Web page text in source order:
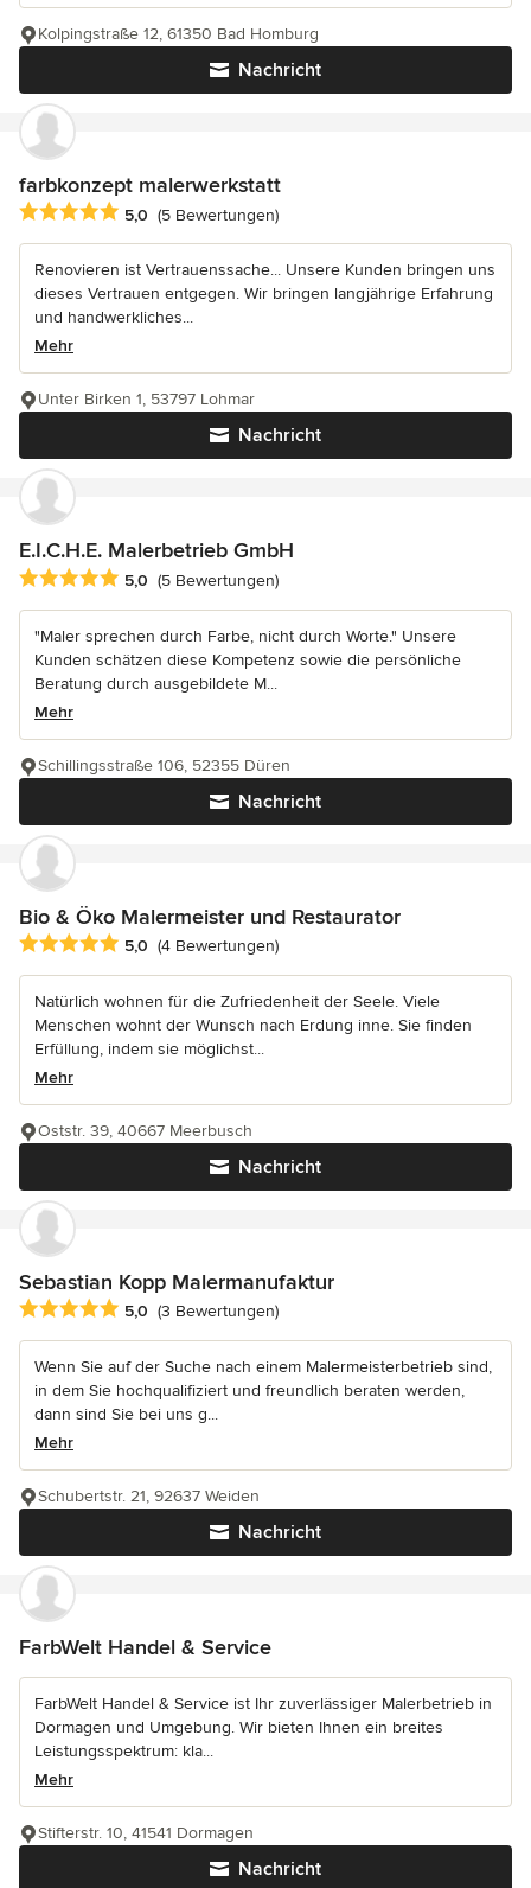
Nachricht
Kolpingstraße 12, 61350 Bad Homburg
farbkonzept malerwerkstatt
Durchschnittliche Bewertung: 5 von 5 Sternen
5,0 (5 Bewertungen)
Renovieren ist Vertrauenssache... Unsere Kunden bringen uns
dieses Vertrauen entgegen. Wir bringen langjährige Erfahrung
und handwerkliches...
Mehr
Nachricht
Unter Birken 1, 53797 Lohmar
E.I.C.H.E. Malerbetrieb GmbH
Durchschnittliche Bewertung: 5 von 5 Sternen
5,0 (5 Bewertungen)
"Maler sprechen durch Farbe, nicht durch Worte." Unsere
Kunden schätzen diese Kompetenz sowie die persönliche
Beratung durch ausgebildete M...
Mehr
Nachricht
Schillingsstraße 106, 52355 Düren
Bio & Öko Malermeister und Restaurator
Durchschnittliche Bewertung: 5 von 5 Sternen
5,0 (4 Bewertungen)
Natürlich wohnen für die Zufriedenheit der Seele. Viele
Menschen wohnt der Wunsch nach Erdung inne. Sie finden
Erfüllung, indem sie möglichst...
Mehr
Nachricht
Oststr. 39, 40667 Meerbusch
Sebastian Kopp Malermanufaktur
Durchschnittliche Bewertung: 5 von 5 Sternen
5,0 (3 Bewertungen)
Wenn Sie auf der Suche nach einem Malermeisterbetrieb sind,
in dem Sie hochqualifiziert und freundlich beraten werden,
dann sind Sie bei uns g...
Mehr
Nachricht
Schubertstr. 21, 92637 Weiden
FarbWelt Handel & Service
FarbWelt Handel & Service ist Ihr zuverlässiger Malerbetrieb in
Dormagen und Umgebung. Wir bieten Ihnen ein breites
Leistungsspektrum: kla...
Mehr
Nachricht
Stifterstr. 10, 41541 Dormagen